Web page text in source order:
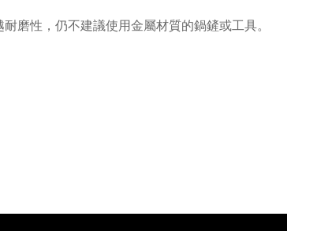
磨性，仍不建議使用金屬材質的鍋鏟或工具。